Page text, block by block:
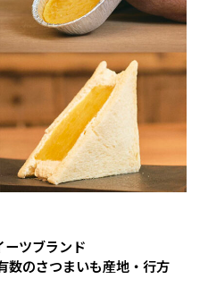
ツブランド
数のさつまいも産地・行方